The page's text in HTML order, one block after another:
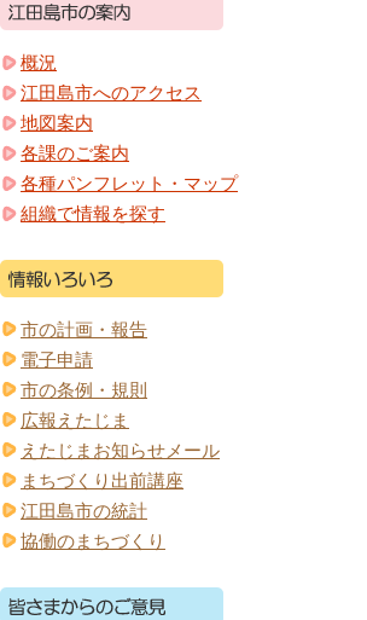
概況
江田島市へのアクセス
地図案内
各課のご案内
各種パンフレット・マップ
組織で情報を探す
市の計画・報告
電子申請
市の条例・規則
広報えたじま
えたじまお知らせメール
まちづくり出前講座
江田島市の統計
協働のまちづくり